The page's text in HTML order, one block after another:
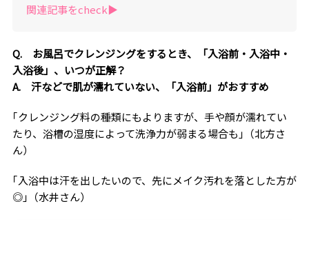
関連記事をcheck▶︎
Q. お風呂でクレンジングをするとき、「入浴前・入浴中・
入浴後」、いつが正解？
A. 汗などで肌が濡れていない、「入浴前」がおすすめ
｢クレンジング料の種類にもよりますが、手や顔が濡れてい
たり、浴槽の湿度によって洗浄力が弱まる場合も｣（北方さ
ん）
｢入浴中は汗を出したいので、先にメイク汚れを落とした方が
◎｣（水井さん）